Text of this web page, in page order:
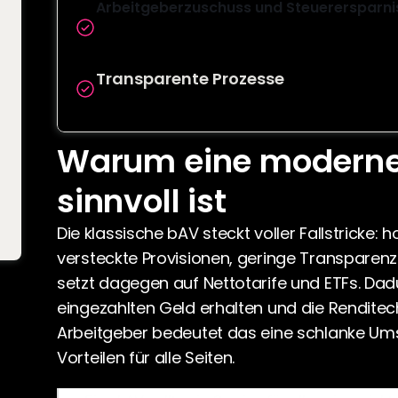
Arbeitgeberzuschuss und
Transparente Prozesse
Warum eine
sinnvoll ist
Die klassische bAV steckt voller Fallstricke:
versteckte Provisionen, geringe
setzt dagegen auf Nettotarife und ETFs.
eingezahlten Geld erhalten und die
Arbeitgeber bedeutet das eine schlanke
Vorteilen für alle Seiten.